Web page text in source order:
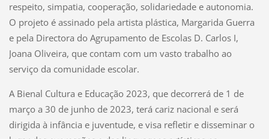
respeito, simpatia, cooperação, solidariedade e autonomia.
O projeto é assinado pela artista plástica, Margarida Guerra
e pela Directora do Agrupamento de Escolas D. Carlos I,
Joana Oliveira, que contam com um vasto trabalho ao
serviço da comunidade escolar.
A Bienal Cultura e Educação 2023, que decorrerá de 1 de
março a 30 de junho de 2023, terá cariz nacional e será
dirigida à infância e juventude, e visa refletir e disseminar o